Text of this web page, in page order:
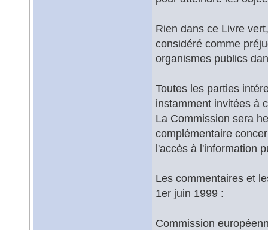
Rien dans ce Livre
considéré comme
organismes publics
Toutes les parties
instamment invitées à
La Commission sera
complémentaire
l'accès à l'information
Les commentaires et
1er juin 1999 :
Commission